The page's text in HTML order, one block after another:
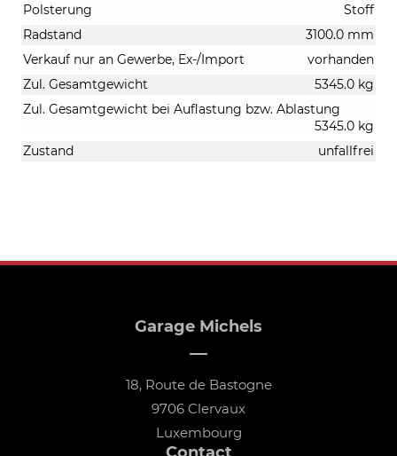
Polsterung
Stoff
Radstand
3100.0 mm
Verkauf nur an Gewerbe, Ex-/Import
vorhanden
Zul. Gesamtgewicht
5345.0 kg
Zul. Gesamtgewicht bei Auflastung bzw. Ablastung
5345.0 kg
Zustand
unfallfrei
Garage Michels
18, Route de Bastogne
9706 Clervaux
Luxembourg